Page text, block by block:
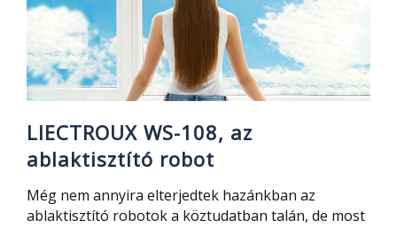
robotporszívó,
vadállat
szívóerővel
LIECTROUX WS-108, az
ablaktisztító robot
Még nem annyira elterjedtek hazánkban az
ablaktisztító robotok a köztudatban talán, de most